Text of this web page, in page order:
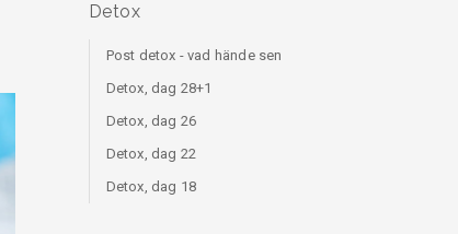
Detox
Post detox - vad hände sen
Detox, dag 28+1
Detox, dag 26
Detox, dag 22
Detox, dag 18